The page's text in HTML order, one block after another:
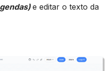
e editar o texto da